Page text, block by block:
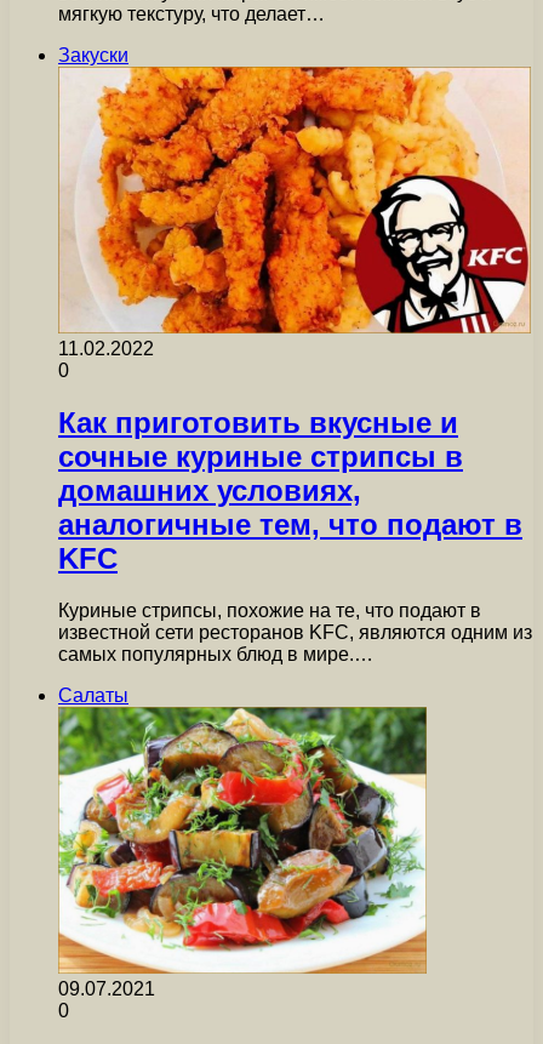
мягкую текстуру, что делает…
Закуски
11.02.2022
0
Как приготовить вкусные и
сочные куриные стрипсы в
домашних условиях,
аналогичные тем, что подают в
KFC
Куриные стрипсы, похожие на те, что подают в
известной сети ресторанов KFC, являются одним из
самых популярных блюд в мире.…
Салаты
09.07.2021
0